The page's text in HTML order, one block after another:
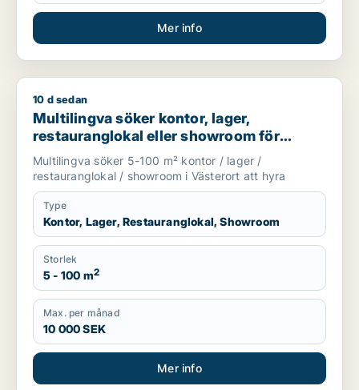
Mer info
Multilingva söker kontor, lager, restauranglokal eller
10 d sedan
Multilingva söker kontor, lager,
restauranglokal eller showroom för
uthyrning i Västerort
Multilingva söker 5-100 m² kontor / lager /
restauranglokal / showroom i Västerort att hyra
Type
Kontor, Lager, Restauranglokal, Showroom
Storlek
5 - 100 m2
Max. per månad
10 000 SEK
Mer info